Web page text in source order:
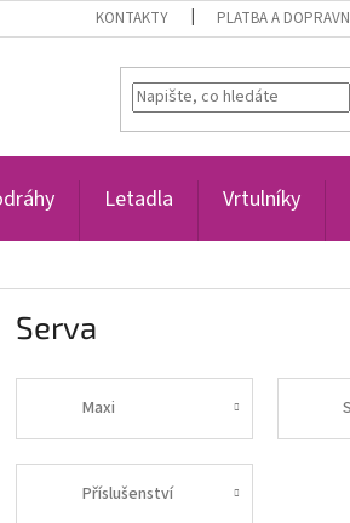
KONTAKTY PLATBA A
Letadla Vrtulníky
Serva
Maxi
Příslušenství